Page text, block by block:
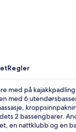
Regler
med på
med 6
2 bassengbarer.
en nattklubb og en